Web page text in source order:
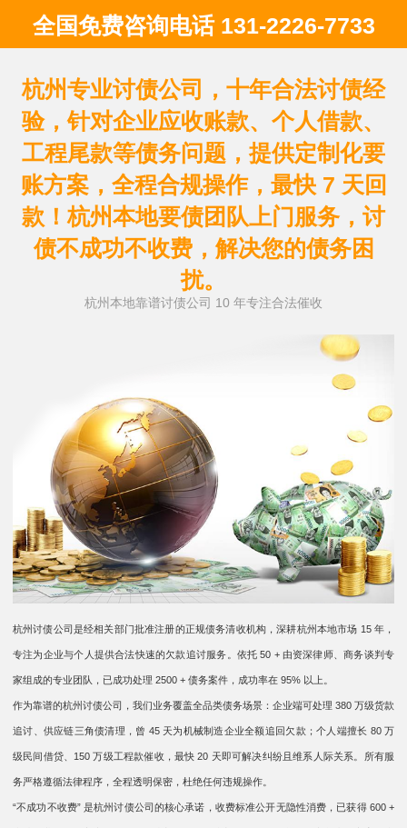
全国免费咨询电话 131-2226-7733
杭州专业讨债公司，十年合法讨债经
验，针对企业应收账款、个人借款、
工程尾款等债务问题，提供定制化要
账方案，全程合规操作，最快 7 天回
款！杭州本地要债团队上门服务，讨
债不成功不收费，解决您的债务困
扰。
杭州本地靠谱讨债公司 10 年专注合法催收
杭州讨债公司是经相关部门批准注册的正规债务清收机构，深耕杭州本地市场 15 年，
专注为企业与个人提供合法快速的欠款追讨服务。依托 50 + 由资深律师、商务谈判专
家组成的专业团队，已成功处理 2500 + 债务案件，成功率在 95% 以上。
作为靠谱的杭州讨债公司，我们业务覆盖全品类债务场景：企业端可处理 380 万级货款
追讨、供应链三角债清理，曾 45 天为机械制造企业全额追回欠款；个人端擅长 80 万
级民间借贷、150 万级工程款催收，最快 20 天即可解决纠纷且维系人际关系。所有服
务严格遵循法律程序，全程透明保密，杜绝任何违规操作。
“不成功不收费” 是杭州讨债公司的核心承诺，收费标准公开无隐性消费，已获得 600 +